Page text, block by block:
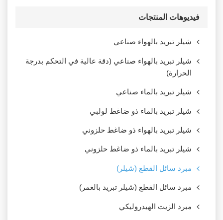
فيديوهات المنتجات
شيلر تبريد بالهواء صناعي
شيلر تبريد بالهواء صناعي (دقة عالية في التحكم بدرجة
الحرارة)
شيلر تبريد بالماء صناعي
شيلر تبريد بالماء ذو ضاغط لولبي
شيلر تبريد بالهواء ذو ضاغط حلزوني
شيلر تبريد بالماء ذو ضاغط حلزوني
مبرد سائل القطع (شيلر)
مبرد سائل القطع (شيلر تبريد بالغمر)
مبرد الزيت الهيدروليكي